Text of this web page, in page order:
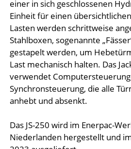
einer in sich geschlossenen
Einheit für einen
Lasten werden schrittweise
Stahlboxen, sogenannte
gestapelt werden, um
Last mechanisch halten. Das
verwendet
Synchronsteuerung, die alle
anhebt und absenkt.
Das JS-250 wird im Enerpac-
Niederlanden hergestellt und